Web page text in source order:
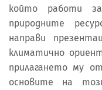
който работи
природните
направи
климатично
прилагането му
основите на